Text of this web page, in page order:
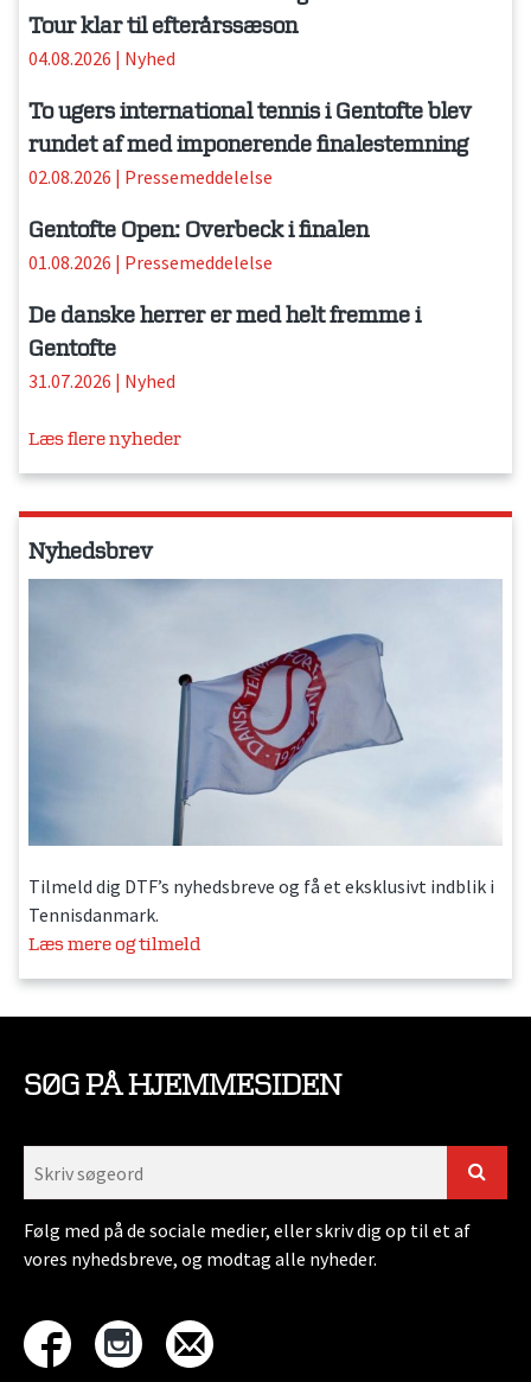
Tour klar til efterårssæson
04.08.2026 | Nyhed
To ugers international tennis i Gentofte blev
rundet af med imponerende finalestemning
02.08.2026 | Pressemeddelelse
Gentofte Open: Overbeck i finalen
01.08.2026 | Pressemeddelelse
De danske herrer er med helt fremme i
Gentofte
31.07.2026 | Nyhed
Læs flere nyheder
Nyhedsbrev
Tilmeld dig DTF’s nyhedsbreve og få et eksklusivt indblik i
Tennisdanmark.
Læs mere og tilmeld
SØG PÅ HJEMMESIDEN
Følg med på de sociale medier, eller skriv dig op til et af
vores nyhedsbreve, og modtag alle nyheder.